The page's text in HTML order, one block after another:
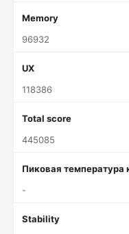
Memory
96932
UX
118386
Total score
445085
Пиковая температура
-
Stability